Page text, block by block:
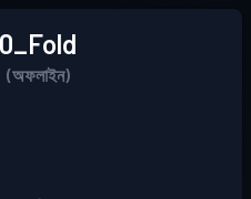
0_Fold
(অফলাইন)